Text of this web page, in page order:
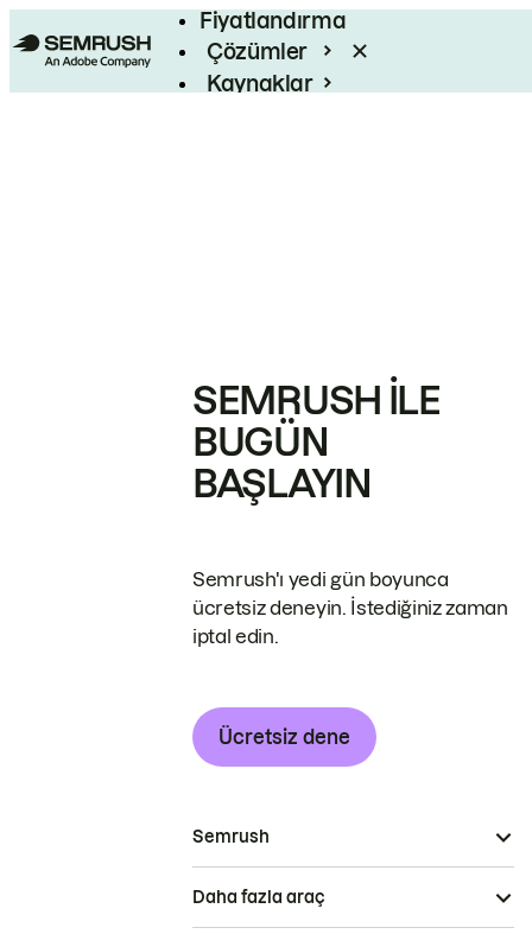
Fiyatlandırma
Çözümler
Kaynaklar
SEMRUSH ILE
BUGÜN
BAŞLAYIN
Semrush'ı yedi gün boyunca
ücretsiz deneyin. İstediğiniz zaman
iptal edin.
Ücretsiz dene
Semrush
Daha fazla araç